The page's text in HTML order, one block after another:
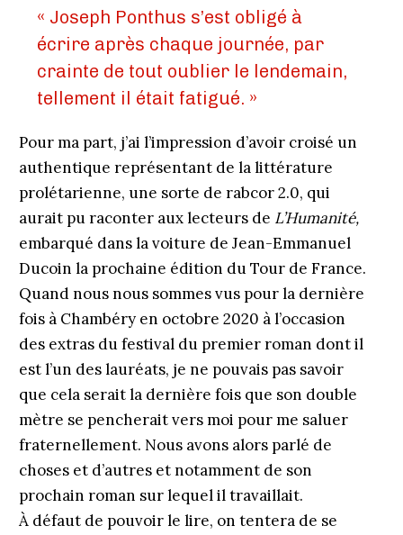
« Joseph Ponthus s’est obligé à
écrire après chaque journée, par
crainte de tout oublier le lendemain,
tellement il était fatigué. »
Pour ma part, j’ai l’impression d’avoir croisé un
authentique représentant de la littérature
prolétarienne, une sorte de rabcor 2.0, qui
aurait pu raconter aux lecteurs de L’Humanité,
embarqué dans la voiture de Jean-Emmanuel
Ducoin la prochaine édition du Tour de France.
Quand nous nous sommes vus pour la dernière
fois à Chambéry en octobre 2020 à l’occasion
des extras du festival du premier roman dont il
est l’un des lauréats, je ne pouvais pas savoir
que cela serait la dernière fois que son double
mètre se pencherait vers moi pour me saluer
fraternellement. Nous avons alors parlé de
choses et d’autres et notamment de son
prochain roman sur lequel il travaillait.
À défaut de pouvoir le lire, on tentera de se